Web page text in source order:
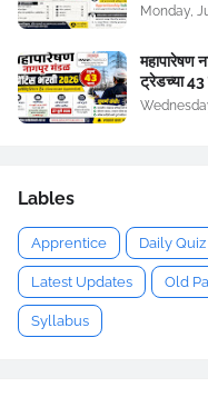
Monday,
महापारेषण
ट्रेडच्या
Lables
Apprentice Daily Quiz
Latest Updates Old
Syllabus